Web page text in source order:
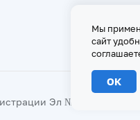
Эл № ФС 77 - 67146
Мы
сайт
ОК